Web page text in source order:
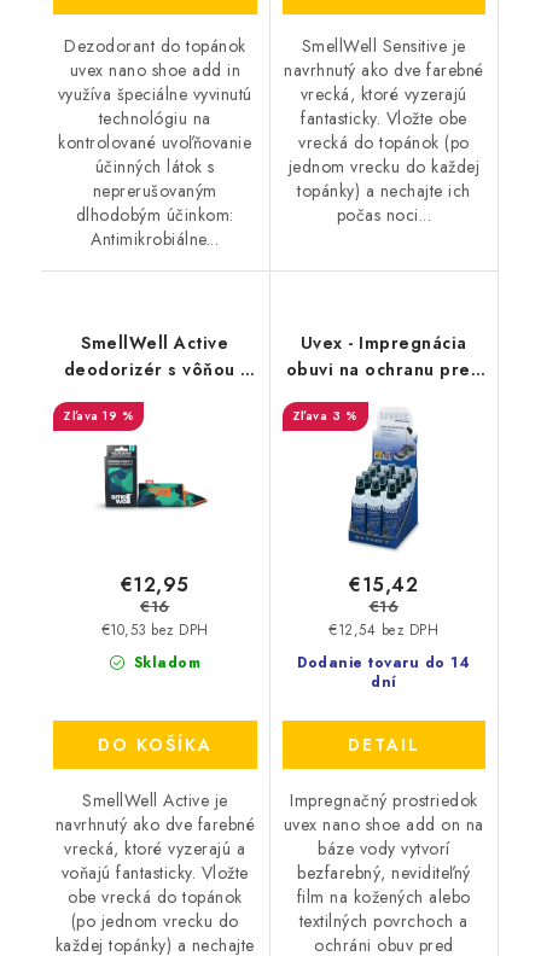
Dezodorant do topánok
uvex nano shoe add in
využíva špeciálne vyvinutú
technológiu na
kontrolované uvoľňovanie
účinných látok s
neprerušovaným
dlhodobým účinkom:
Antimikrobiálne...
SmellWell Sensitive je
navrhnutý ako dve farebné
vrecká, ktoré vyzerajú
fantasticky. Vložte obe
vrecká do topánok (po
jednom vrecku do každej
topánky) a nechajte ich
počas noci...
SmellWell Active
deodorizér s vôňou -
19 %
Skladom
€10,53 bez DPH
€12,95
€16
DO KOŠÍKA
SmellWell Active je
navrhnutý ako dve farebné
vrecká, ktoré vyzerajú a
voňajú fantasticky. Vložte
obe vrecká do topánok
(po jednom vrecku do
každej topánky) a nechajte
Uvex - Impregnácia
obuvi na ochranu pred
škvrnami 100 ml
9698/1
3 %
Dodanie tovaru do 14
dní
€12,54 bez DPH
€15,42
€16
DETAIL
Impregnačný prostriedok
uvex nano shoe add on na
báze vody vytvorí
bezfarebný, neviditeľný
film na kožených alebo
textilných povrchoch a
ochráni obuv pred